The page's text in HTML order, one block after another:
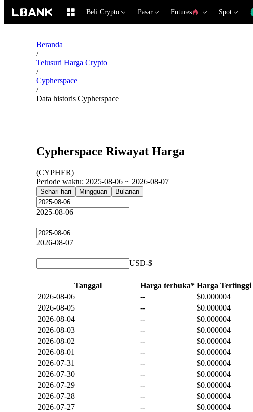
Beli Crypto Pasar Futures Spot
Beranda
/
Telusuri Harga Crypto
/
Cypherspace
/
Data historis Cypherspace
Cypherspace Riwayat Harga
(CYPHER)
Periode waktu: 2025-08-06 ~ 2026-08-07
Sehari-hari Mingguan Bulanan
2025-08-06
2026-08-07
USD-$
Tanggal Harga terbuka* Harga Tertinggi
2026-08-06
-- $0.000004
2026-08-05
-- $0.000004
2026-08-04
-- $0.000004
2026-08-03
-- $0.000004
2026-08-02
-- $0.000004
2026-08-01
-- $0.000004
2026-07-31
-- $0.000004
2026-07-30
-- $0.000004
2026-07-29
-- $0.000004
2026-07-28
-- $0.000004
2026-07-27
-- $0.000004